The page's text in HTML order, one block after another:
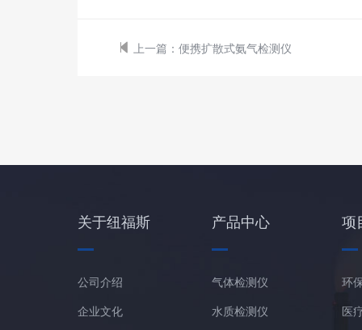
上一篇： 便携扩散式氨气检测仪
关于纽福斯
公司介绍
企业文化
产品中心
气体检测仪
水质检测仪
项
环
医